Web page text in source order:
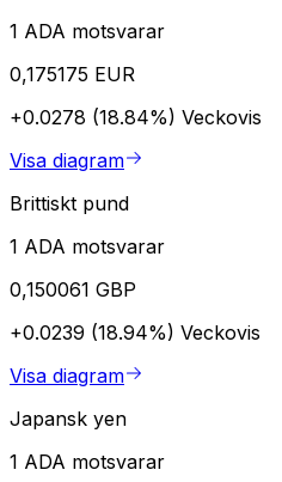
1 ADA motsvarar
0,175175 EUR
+0.0278 (18.84%) Veckovis
Visa diagram
Brittiskt pund
1 ADA motsvarar
0,150061 GBP
+0.0239 (18.94%) Veckovis
Visa diagram
Japansk yen
1 ADA motsvarar